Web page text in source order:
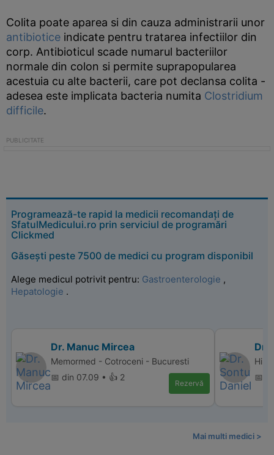
Colita poate aparea si din cauza administrarii unor
antibiotice indicate pentru tratarea infectiilor din
corp. Antibioticul scade numarul bacteriilor
normale din colon si permite suprapopularea
acestuia cu alte bacterii, care pot declansa colita -
adesea este implicata bacteria numita Clostridium
difficile.
Programează-te rapid la medicii recomandați de
SfatulMedicului.ro prin serviciul de programări
Clickmed
Găsești peste 7500 de medici cu program disponibil
Alege medicul potrivit pentru: Gastroenterologie ,
Hepatologie .
Dr. Manuc Mircea
Memormed - Cotroceni - Bucuresti
📅 din 07.09 • 👍 2
Rezervă
Dr.
📅
Mai multi medici >